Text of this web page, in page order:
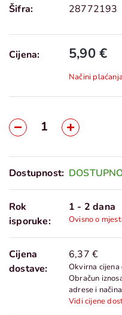
Šifra: 28772193
Cijena: 5,90 €
Načini plaćanja
Dostupnost:
Rok
isporuke:
1 - 2 dana
Ovisno o
Cijena
dostave:
6,37 €
Okvirna
Obračun
adrese i
Vidi cijene